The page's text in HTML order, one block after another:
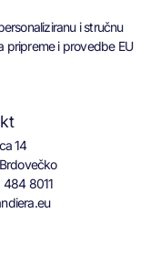
i stručnu
pripreme i provedbe EU
14
484 8011